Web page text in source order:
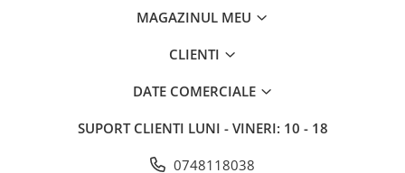
Housing iPhone
MAGAZINUL MEU
CLIENTI
DATE COMERCIALE
SUPORT CLIENTI LUNI - VINERI: 10 - 18
0748118038